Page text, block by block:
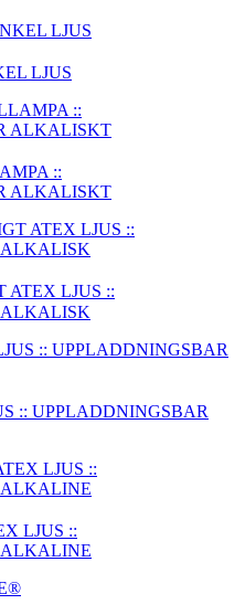
LJUS
::
ALKALISKT
LJUS ::
:: UPPLADDNINGSBAR
LJUS ::